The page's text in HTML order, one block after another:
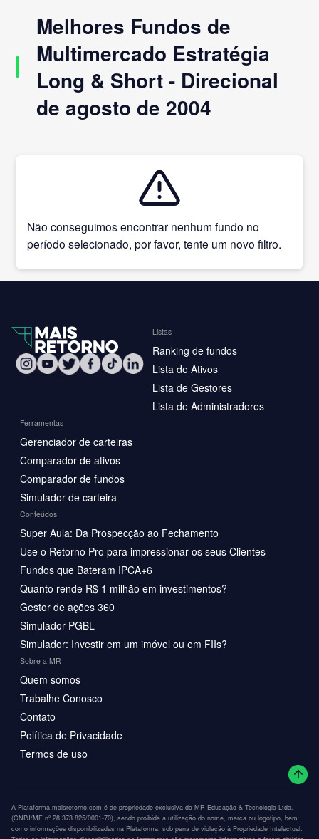
Melhores Fundos de
Multimercado Estratégia
Long & Short - Direcional
de agosto de 2004
Não conseguimos encontrar nenhum fundo no
período selecionado, por favor, tente um novo filtro.
Listas
Ranking de fundos
Lista de Ativos
Lista de Gestores
Lista de Administradores
Ferramentas
Gerenciador de carteiras
Comparador de ativos
Comparador de fundos
Simulador de carteira
Conteúdos
Super Aula: Da Prospecção ao Fechamento
Use o Retorno Pro para impressionar os seus Clientes
Fundos que Bateram IPCA+6
Quanto rende R$ 1 milhão em investimentos?
Gestor de ações 360
Simulador PGBL
Simulador: Investir em um imóvel ou em FIIs?
Sobre a MR
Quem somos
Trabalhe Conosco
Contato
Política de Privacidade
Termos de uso
A Plataforma maisretorno.com é de propriedade exclusiva da MR Educação & Tecnologia Ltda.
(CNPJ/MF nº 28.373.825/0001-70), sendo proibida a utilização do nome, marca ou logotipo, bem
como informações disponibilizadas na Plataforma, sob pena de violação à Propriedade Intelectual.